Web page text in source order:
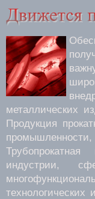
металлических
Продукция
индустрии,